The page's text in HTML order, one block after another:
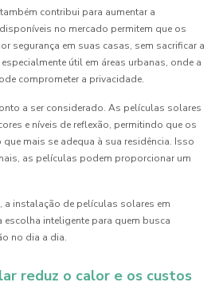
contribui para aumentar a
no mercado permitem que os
segurança em suas casas, sem sacrificar a
útil em áreas urbanas, onde a
comprometer a privacidade.
a ser considerado. As películas solares
e níveis de reflexão, permitindo que os
mais se adequa à sua residência. Isso
as películas podem proporcionar um
a instalação de películas solares em
escolha inteligente para quem busca
no dia a dia.
reduz o calor e os custos